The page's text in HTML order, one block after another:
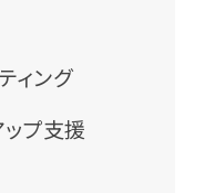
ィング
プ支援